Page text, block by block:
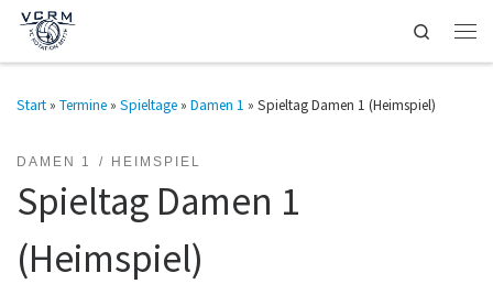
Zum Inhalt springen
Search
Start » Termine » Spieltage » Damen 1 » Spieltag Damen 1 (Heimspiel)
DAMEN 1 HEIMSPIEL
Spieltag Damen 1
(Heimspiel)